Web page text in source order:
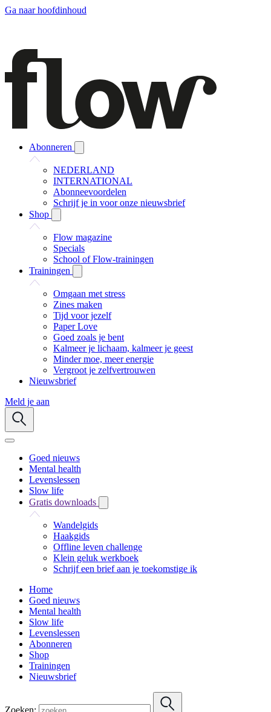
Ga naar hoofdinhoud
Abonneren
NEDERLAND
INTERNATIONAL
Abonneevoordelen
Schrijf je in voor onze nieuwsbrief
Shop
Flow magazine
Specials
School of Flow-trainingen
Trainingen
Omgaan met stress
Zines maken
Tijd voor jezelf
Paper Love
Goed zoals je bent
Kalmeer je lichaam, kalmeer je geest
Minder moe, meer energie
Vergroot je zelfvertrouwen
Nieuwsbrief
Meld je aan
Goed nieuws
Mental health
Levenslessen
Slow life
Gratis downloads
Wandelgids
Haakgids
Offline leven challenge
Klein geluk werkboek
Schrijf een brief aan je toekomstige ik
Home
Goed nieuws
Mental health
Slow life
Levenslessen
Abonneren
Shop
Trainingen
Nieuwsbrief
Zoeken: